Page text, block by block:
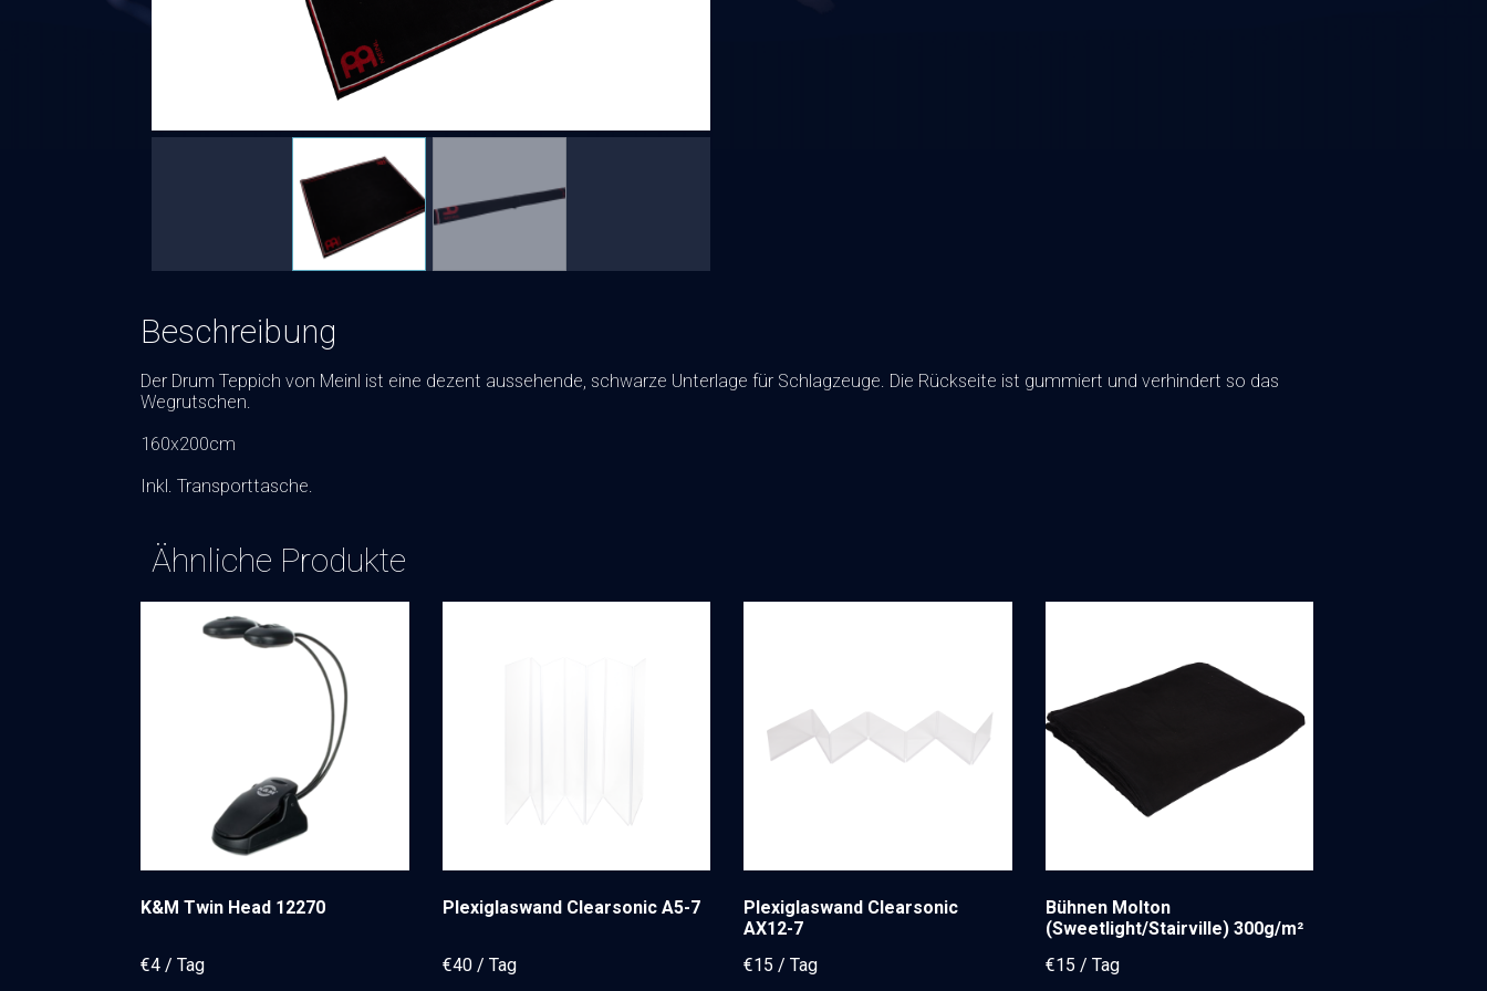
Beschreibung
Der Drum Teppich von Meinl ist eine dezent aussehende, schwarze Unterlage für Schlagzeuge. Die Rückseite ist gummiert und verhindert so das
Wegrutschen.
160x200cm
Inkl. Transporttasche.
Ähnliche Produkte
K&M Twin Head 12270
€4
Plexiglaswand Clearsonic A5-7
€40
Plexiglaswand Clearsonic
AX12-7
€15
Bühnen Molton
(Sweetlight/Stairville) 300g/m²
€15